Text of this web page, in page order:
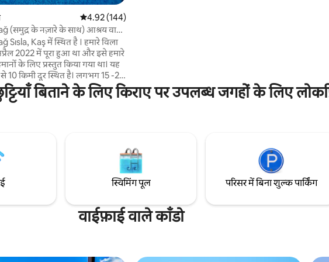
औसत रेटिंग 5 में से 4.92, 144 समीक्षाएँ
4.92 (144)
(समुद्र के नज़ारे के साथ) आश्रय वाली
Sısla, Kaş में स्थित है । हमारे विला
2022 में पूरा हुआ था और इसे हमारे
के लिए प्रस्तुत किया गया था। यह
10 किमी दूर स्थित है। लगभग 15 -20
विला, जो भीड़ से दूर प्रकृति से घिरा हुआ
शानदार दृश्य हैं। इसके अलावा
बिताने के लिए किराए पर उपलब्ध जगहों के लिए
स्विमिंग पूल परिसर में बिना शुल्क पार्किंग
वाईफ़ाई वाले काँडो